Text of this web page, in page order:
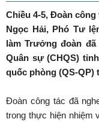
Chiều 4-5, Đoàn
Ngọc Hải, Phó Tư
làm Trưởng đoàn
Quân sự (CHQS)
quốc phòng (QS-QP)
Đoàn công tác đã
trong thực hiện nhiệm